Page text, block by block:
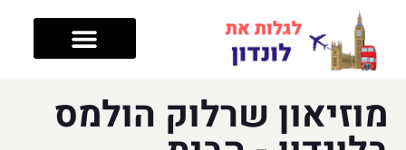
מוזיאון שרלוק הולמס